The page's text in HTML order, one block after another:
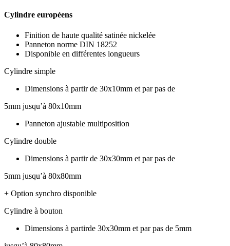
Cylindre européens
Finition de haute qualité satinée nickelée
Panneton norme DIN 18252
Disponible en différentes longueurs
Cylindre simple
Dimensions à partir de 30x10mm et par pas de
5mm jusqu’à 80x10mm
Panneton ajustable multiposition
Cylindre double
Dimensions à partir de 30x30mm et par pas de
5mm jusqu’à 80x80mm
+ Option synchro disponible
Cylindre à bouton
Dimensions à partirde 30x30mm et par pas de 5mm